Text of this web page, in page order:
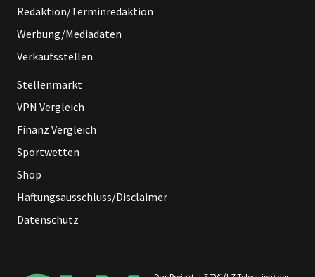
Redaktion/Terminredaktion
Werbung/Mediadaten
Verkaufsstellen
Stellenmarkt
VPN Vergleich
Finanz Vergleich
Sportwetten
Shop
Haftungsausschluss/Disclaimer
Datenschutz